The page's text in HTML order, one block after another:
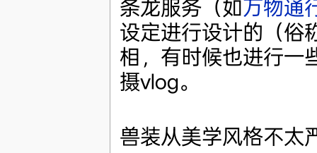
条龙服务（如万物通
设定进行设计的（俗
相，有时候也进行一
摄vlog。
兽装从美学风格不太